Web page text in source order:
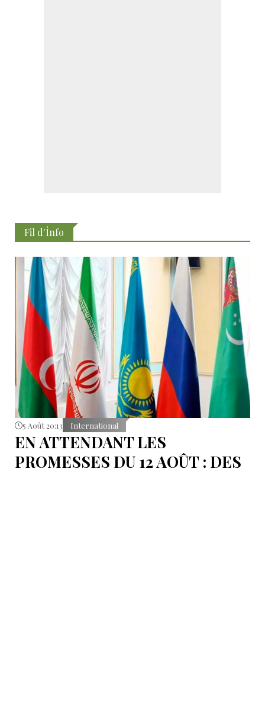
Fil d'İnfo
5 Août 20:13 International
EN ATTENDANT LES
PROMESSES DU 12 AOÛT : DES